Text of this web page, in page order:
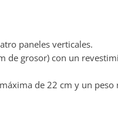
paneles verticales.
de grosor) con un
de 22 cm y un